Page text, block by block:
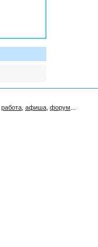
работа афиша форум